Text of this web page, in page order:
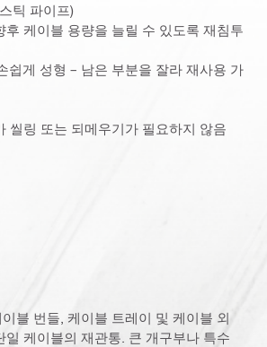
틱 파이프)
후 케이블 용량을 늘릴 수 있도록 재침투
쉽게 성형 – 남은 부분을 잘라 재사용 가
씰링 또는 되메우기가 필요하지 않음
곰팡이 저항성
블 번들, 케이블 트레이 및 케이블 외
일 케이블의 재관통. 큰 개구부나 특수